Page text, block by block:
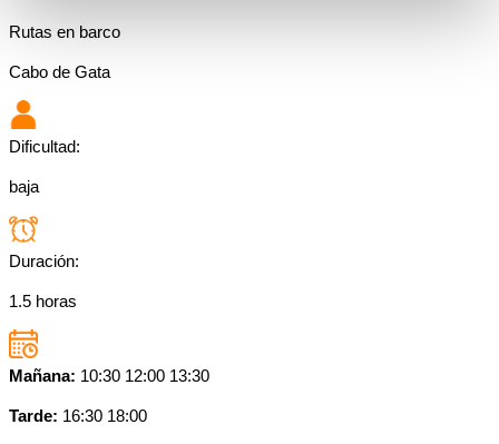
Rutas en barco
Cabo de Gata
Dificultad:
baja
Duración:
1.5 horas
Mañana: 10:30 12:00 13:30
Tarde: 16:30 18:00